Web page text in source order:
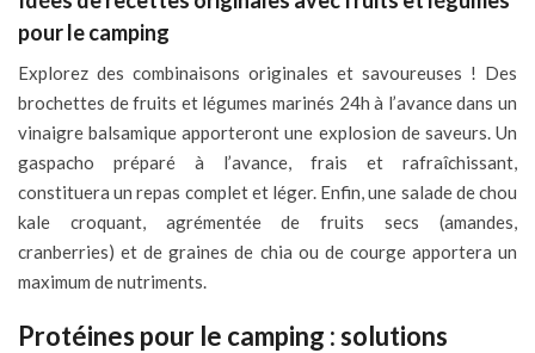
pour le camping
Explorez des combinaisons originales et savoureuses ! Des
brochettes de fruits et légumes marinés 24h à l’avance dans un
vinaigre balsamique apporteront une explosion de saveurs. Un
gaspacho préparé à l’avance, frais et rafraîchissant,
constituera un repas complet et léger. Enfin, une salade de chou
kale croquant, agrémentée de fruits secs (amandes,
cranberries) et de graines de chia ou de courge apportera un
maximum de nutriments.
Protéines pour le camping : solutions